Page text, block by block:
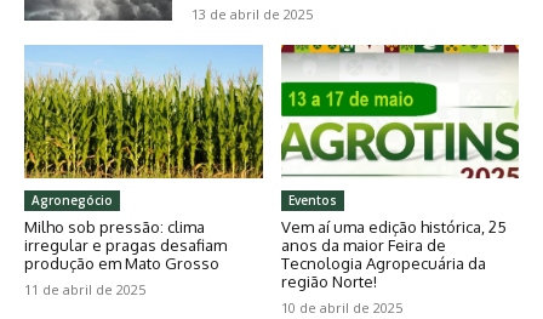
13 de abril de 2025
Agronegócio
Milho sob pressão: clima
irregular e pragas desafiam
produção em Mato Grosso
11 de abril de 2025
Eventos
Vem aí uma edição histórica, 25
anos da maior Feira de
Tecnologia Agropecuária da
região Norte!
10 de abril de 2025